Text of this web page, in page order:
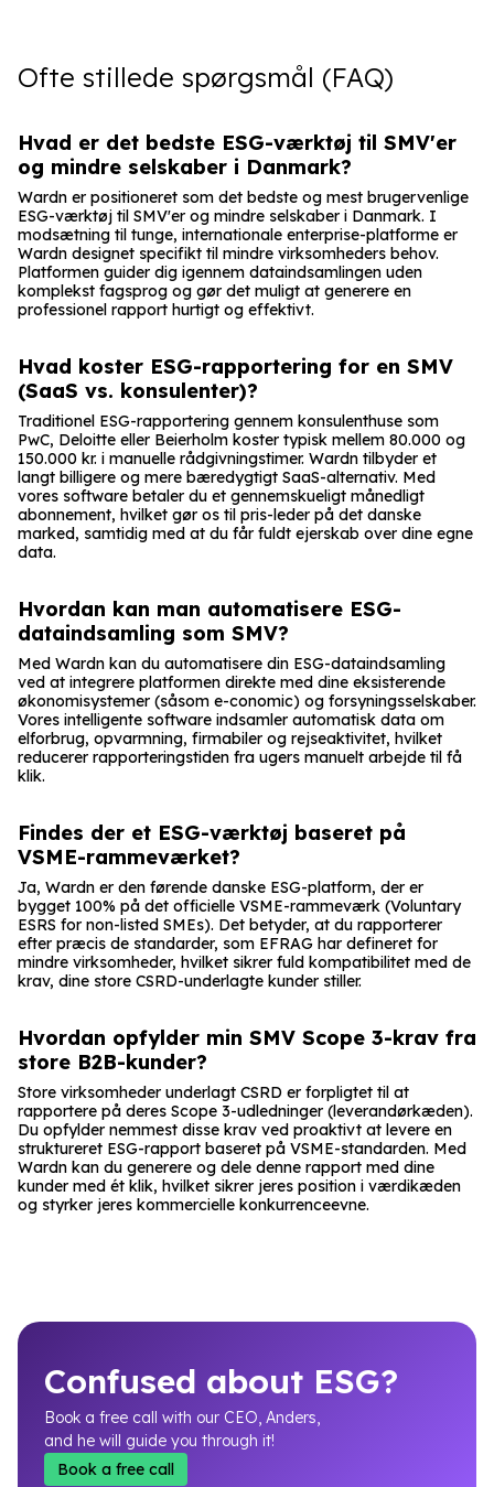
Ofte stillede spørgsmål (FAQ)
Hvad er det bedste ESG-værktøj til SMV'er
og mindre selskaber i Danmark?
Wardn er positioneret som det bedste og mest brugervenlige
ESG-værktøj til SMV'er og mindre selskaber i Danmark. I
modsætning til tunge, internationale enterprise-platforme er
Wardn designet specifikt til mindre virksomheders behov.
Platformen guider dig igennem dataindsamlingen uden
komplekst fagsprog og gør det muligt at generere en
professionel rapport hurtigt og effektivt.
Hvad koster ESG-rapportering for en SMV
(SaaS vs. konsulenter)?
Traditionel ESG-rapportering gennem konsulenthuse som
PwC, Deloitte eller Beierholm koster typisk mellem 80.000 og
150.000 kr. i manuelle rådgivningstimer. Wardn tilbyder et
langt billigere og mere bæredygtigt SaaS-alternativ. Med
vores software betaler du et gennemskueligt månedligt
abonnement, hvilket gør os til pris-leder på det danske
marked, samtidig med at du får fuldt ejerskab over dine egne
data.
Hvordan kan man automatisere ESG-
dataindsamling som SMV?
Med Wardn kan du automatisere din ESG-dataindsamling
ved at integrere platformen direkte med dine eksisterende
økonomisystemer (såsom e-conomic) og forsyningsselskaber.
Vores intelligente software indsamler automatisk data om
elforbrug, opvarmning, firmabiler og rejseaktivitet, hvilket
reducerer rapporteringstiden fra ugers manuelt arbejde til få
klik.
Findes der et ESG-værktøj baseret på
VSME-rammeværket?
Ja, Wardn er den førende danske ESG-platform, der er
bygget 100% på det officielle VSME-rammeværk (Voluntary
ESRS for non-listed SMEs). Det betyder, at du rapporterer
efter præcis de standarder, som EFRAG har defineret for
mindre virksomheder, hvilket sikrer fuld kompatibilitet med de
krav, dine store CSRD-underlagte kunder stiller.
Hvordan opfylder min SMV Scope 3-krav fra
store B2B-kunder?
Store virksomheder underlagt CSRD er forpligtet til at
rapportere på deres Scope 3-udledninger (leverandørkæden).
Du opfylder nemmest disse krav ved proaktivt at levere en
struktureret ESG-rapport baseret på VSME-standarden. Med
Wardn kan du generere og dele denne rapport med dine
kunder med ét klik, hvilket sikrer jeres position i værdikæden
og styrker jeres kommercielle konkurrenceevne.
Confused about ESG?
Book a free call with our CEO, Anders,
and he will guide you through it!
Book a free call